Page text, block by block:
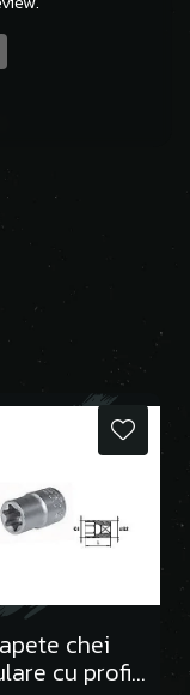
chei
cu profil